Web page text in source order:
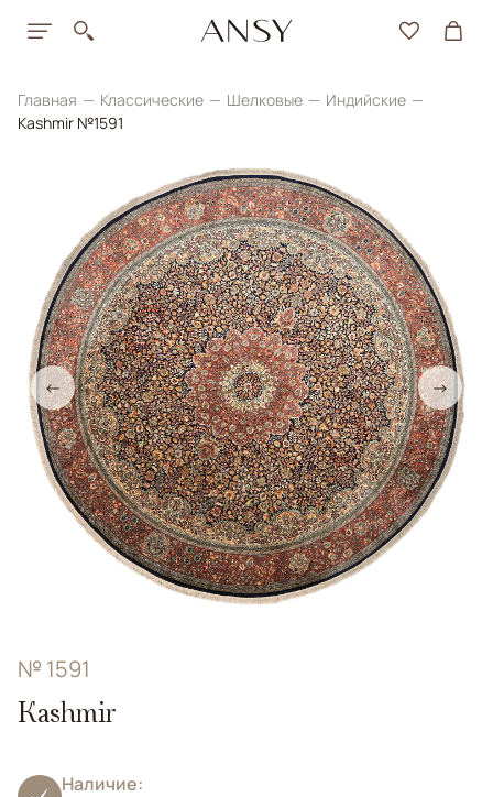
Главная Классические Шелковые
Индийские
Kashmir №1591
← →
№ 1591
Kashmir
Наличие: